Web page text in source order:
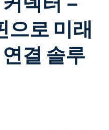
으로 미래
결 솔루